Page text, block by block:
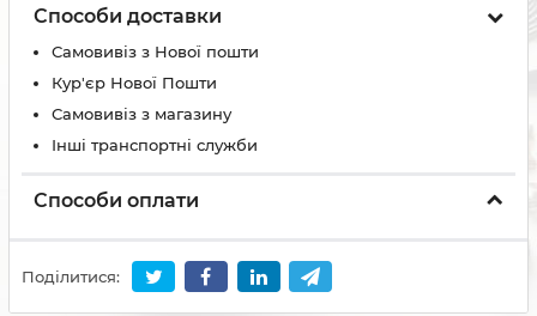
Способи доставки
Самовивіз з Нової пошти
Кур'єр Нової Пошти
Самовивіз з магазину
Інші транспортні служби
Способи оплати
Поділитися: